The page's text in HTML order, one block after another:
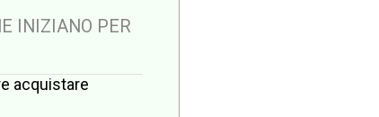
INIZIANO PER
acquistare